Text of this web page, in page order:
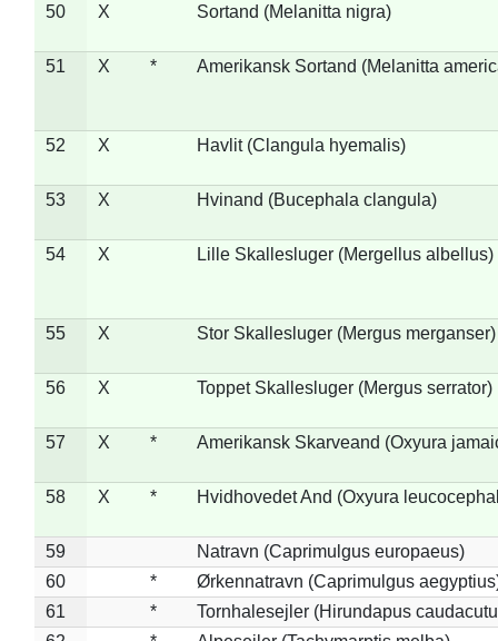
50 X Sortand (Melanitta nigra)
51 X * Amerikansk Sortand (Melanitta
52 X Havlit (Clangula hyemalis)
53 X Hvinand (Bucephala clangula)
54 X Lille Skallesluger (Mergellus albellus)
55 X Stor Skallesluger (Mergus merganser)
56 X Toppet Skallesluger (Mergus serrator)
57 X * Amerikansk Skarveand (Oxyura
58 X * Hvidhovedet And (Oxyura
59
Natravn (Caprimulgus europaeus)
60
*
Ørkennatravn (Caprimulgus
61
*
Tornhalesejler (Hirundapus